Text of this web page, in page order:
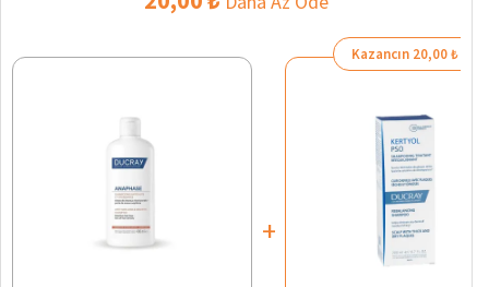
+
Kazancın 20,00 ₺